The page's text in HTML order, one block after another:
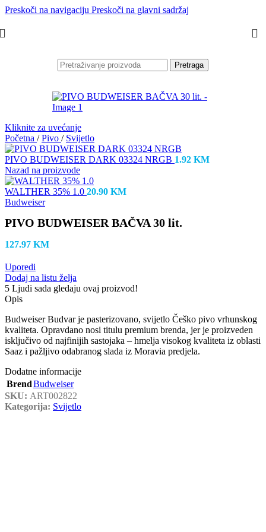
Preskoči na navigaciju Preskoči na glavni sadržaj
Pretraga
Kliknite za uvećanje
Početna / Pivo / Svijetlo
PIVO BUDWEISER DARK 03324 NRGB 1.92 KM
Nazad na proizvode
WALTHER 35% 1.0 20.90 KM
Budweiser
PIVO BUDWEISER BAČVA 30 lit.
127.97 KM
Uporedi
Dodaj na listu želja
5 Ljudi sada gledaju ovaj proizvod!
Opis
Budweiser Budvar je pasterizovano, svijetlo Češko pivo vrhunskog
kvaliteta. Opravdano nosi titulu premium brenda, jer je proizveden
isključivo od najfinijih sastojaka – hmelja visokog kvaliteta iz oblasti
Saaz i pažljivo odabranog slada iz Moravia predjela.
Dodatne informacije
BrendBudweiser
SKU: ART002822
Kategorija: Svijetlo